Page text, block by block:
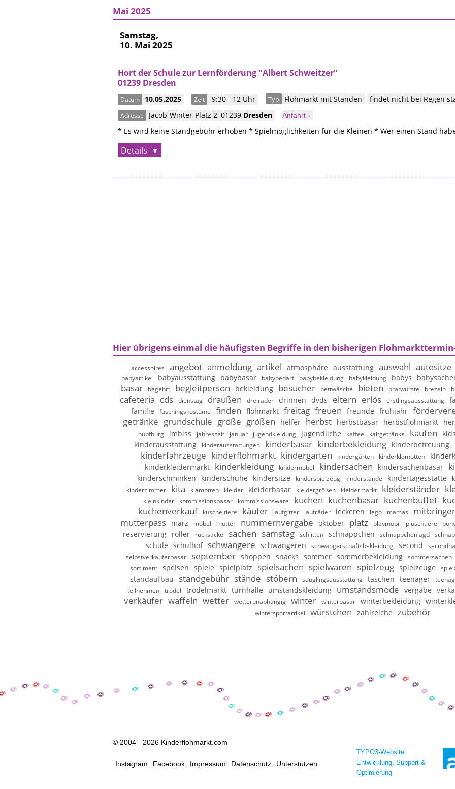
Mai 2025
Samstag,
10. Mai 2025
Hort der Schule zur Lernförderung "Albert Schweitzer"
01239 Dresden
Datum 10.05.2025 Zeit 9:30 - 12 Uhr Typ Flohmarkt mit Ständen findet nicht bei Regen
Adresse Jacob-Winter-Platz 2, 01239 Dresden Anfahrt ›
* Es wird keine Standgebühr erhoben * Spielmöglichkeiten für die Kleinen * Wer einen Stand
Details
Hier übrigens einmal die häufigsten Begriffe in den bisherigen
accessoires angebot anmeldung artikel atmosphäre ausstattung auswahl autositze
babyartikel babyausstattung babybasar babybedarf babybekleidung babykleidung babys
basar begehrt begleitperson bekleidung besucher bettwäsche bieten bratwürste brezeln
cafeteria cds dienstag draußen dreiräder drinnen dvds eltern erlös erstlingsausstattung
familie
faschingskostüme finden flohmarkt freitag freuen freunde frühjahr
getränke grundschule größe größen helfer herbst herbstbasar herbstflohmarkt
hüpfburg imbiss jahreszeit januar jugendkleidung jugendliche kaffee kaltgetränke kaufen
kinderausstattung
kinderausstattungen kinderbasar kinderbekleidung kinderbetreuung
kinderfahrzeuge kinderflohmarkt kindergarten kindergärten kinderklamotten
kinderkleidermarkt
kinderkleidung kindermöbel kindersachen kindersachenbasar
kinderschminken kinderschuhe kindersitze kinderspielzeug kinderstände kindertagesstätte
kinderzimmer
kita klamotten kleider kleiderbasar kleidergrößen kleidermarkt kleiderständer
kleinkinder kommissionsbasar kommissionsware kuchen kuchenbasar kuchenbuffet
kuchenverkauf
kuscheltiere käufer laufgitter laufräder leckeren lego mamas
mutterpass
märz möbel mütter nummernvergabe oktober platz playmobil plüschtiere
reservierung roller rucksäcke sachen samstag schlitten schnäppchen schnäppchenjagd
schule schulhof schwangere schwangeren schwangerschaftsbekleidung second
selbstverkäuferbasar
september shoppen snacks sommer sommerbekleidung
sommersachen
sortiment
speisen spiele spielplatz spielsachen spielwaren spielzeug spielzeuge
standaufbau standgebühr stände stöbern säuglingsausstattung taschen teenager
teilnehmen
trödel trödelmarkt turnhalle umstandskleidung umstandsmode vergabe
verkäufer waffeln wetter wetterunabhängig winter winterbasar winterbekleidung
wintersportartikel würstchen zahlreiche zubehör
© 2004 - 2026 Kinderflohmarkt.com
Instagram Facebook Impressum Datenschutz Unterstützen
TYPO3-Website:
Entwicklung, Support &
Optimierung